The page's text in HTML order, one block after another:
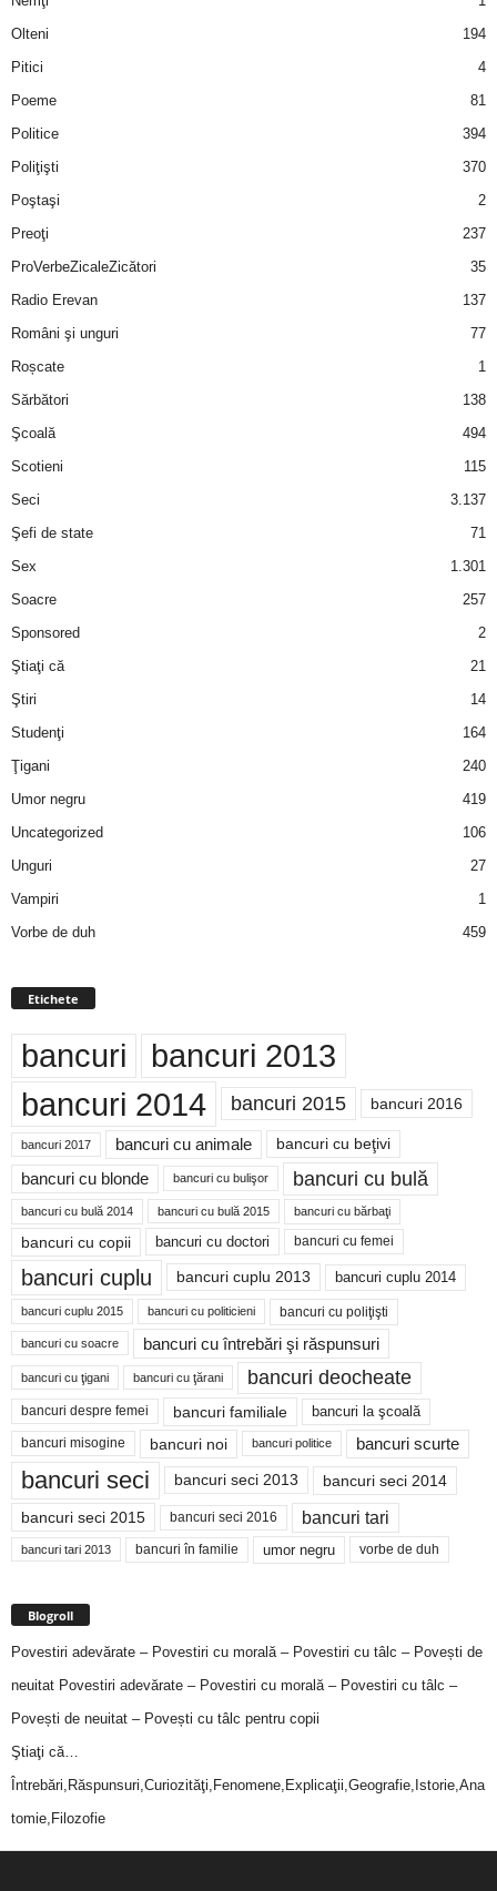
Olteni
194
Pitici
4
Poeme
81
Politice
394
Poliţişti
370
Poştaşi
2
Preoţi
237
ProVerbeZicaleZicători
35
Radio Erevan
137
Români şi unguri
77
Roșcate
1
Sărbători
138
Şcoală
494
Scotieni
115
Seci
3.137
Şefi de state
71
Sex
1.301
Soacre
257
Sponsored
2
Ştiaţi că
21
Ştiri
14
Studenţi
164
Ţigani
240
Umor negru
419
Uncategorized
106
Unguri
27
Vampiri
1
Vorbe de duh
459
Etichete
bancuri bancuri 2013
bancuri 2014 bancuri 2015 bancuri 2016
bancuri 2017 bancuri cu animale bancuri cu beţivi
bancuri cu blonde bancuri cu bulişor bancuri cu bulă
bancuri cu bulă 2014 bancuri cu bulă 2015 bancuri cu bărbaţi
bancuri cu copii bancuri cu doctori bancuri cu femei
bancuri cuplu bancuri cuplu 2013 bancuri cuplu 2014
bancuri cuplu 2015 bancuri cu politicieni bancuri cu poliţişti
bancuri cu soacre bancuri cu întrebări şi răspunsuri
bancuri cu ţigani bancuri cu ţărani bancuri deocheate
bancuri despre femei bancuri familiale bancuri la şcoală
bancuri misogine bancuri noi bancuri politice bancuri scurte
bancuri seci bancuri seci 2013 bancuri seci 2014
bancuri seci 2015 bancuri seci 2016 bancuri tari
bancuri tari 2013 bancuri în familie umor negru vorbe de duh
Blogroll
Povestiri adevărate – Povestiri cu morală – Povestiri cu tâlc – Povești de
neuitat Povestiri adevărate – Povestiri cu morală – Povestiri cu tâlc –
Povești de neuitat – Povești cu tâlc pentru copii
Ştiaţi că…
Întrebări,Răspunsuri,Curiozităţi,Fenomene,Explicaţii,Geografie,Istorie,Ana
tomie,Filozofie